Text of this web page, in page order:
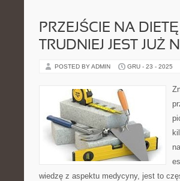
PRZEJŚCIE NA
TRUDNIEJ JEST JUŻ
POSTED BY ADMIN GRU - 23 - 2025
wiedzę z aspektu medycyny, jest to